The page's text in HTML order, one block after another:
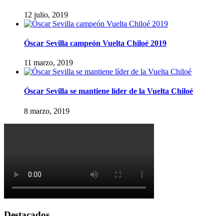
12 julio, 2019
Óscar Sevilla campeón Vuelta Chiloé 2019
11 marzo, 2019
Óscar Sevilla se mantiene líder de la Vuelta Chiloé
8 marzo, 2019